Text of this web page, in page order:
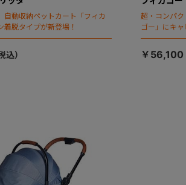
自動収納ペットカート「フィカ
着脱タイプが新登場！
超・コンパ
ゴー」にキャ
￥56,100